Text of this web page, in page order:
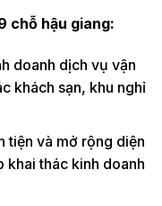
chỗ hậu giang:
doanh dịch vụ vận
khách sạn, khu nghỉ
tiện và mở rộng diện
khai thác kinh doanh